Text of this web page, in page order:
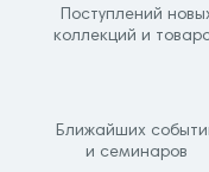
Поступлений
коллекций и
Ближайших
и семинаров